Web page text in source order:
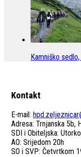
Kamniško
Kontakt
E-mail:
Adresa: Trnjanska 5b,
SDI i Obiteljska:
AO: Srijedom 20h
SO i SVP: Četvrtkom